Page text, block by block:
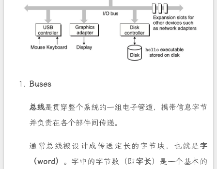
Buses
总线是贯穿整个系统的一组电子管道，携带信息字节
并负责在各个部件间传递。
通常总线被设计成传送定长的字节块，也就是 字
（word） 。字中的字节数（即 字长）是一个基本的